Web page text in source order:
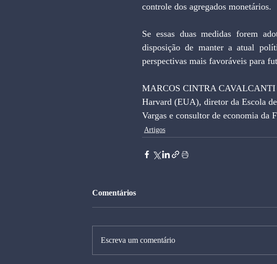
controle dos agregados monetários.
Se essas duas medidas forem
disposição de manter a atual
perspectivas mais favoráveis para
MARCOS CINTRA CAVALCANTI
Harvard (EUA), diretor da Escola
Vargas e consultor de economia da
Artigos
Comentários
Escreva um comentário